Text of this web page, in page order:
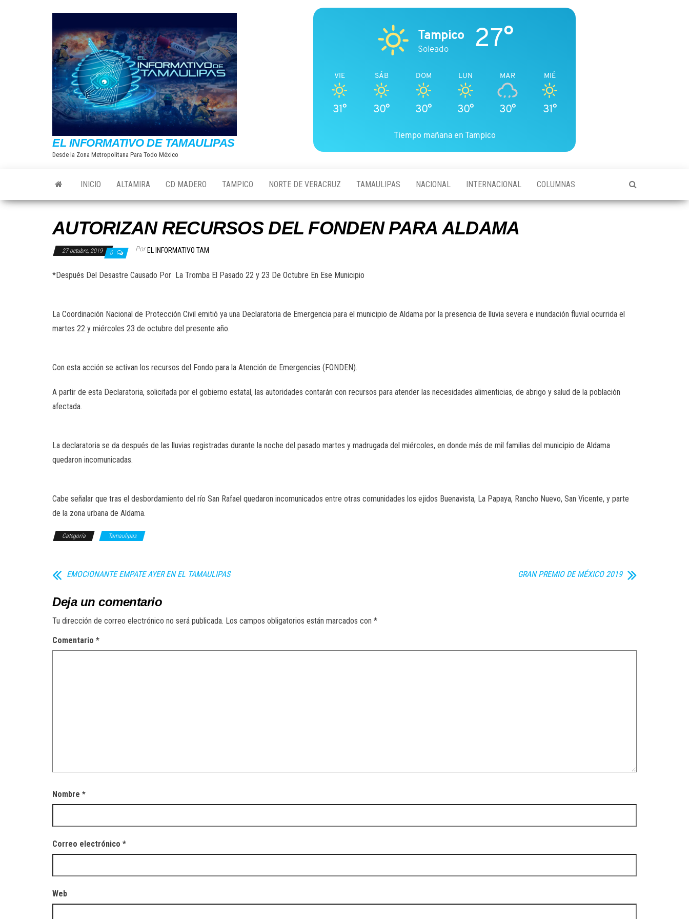
EL INFORMATIVO DE TAMAULIPAS
Desde la Zona Metropolitana Para Todo México
Tampico
Soleado 27°
VIE
31°
SÁB
30°
DOM
30°
LUN
30°
MAR
30°
MIÉ
31°
Tiempo mañana en Tampico
INICIO ALTAMIRA CD MADERO TAMPICO NORTE DE VERACRUZ TAMAULIPAS NACIONAL INTERNACIONAL COLUMNAS
AUTORIZAN RECURSOS DEL FONDEN PARA ALDAMA
27 octubre, 2019 0 Por EL INFORMATIVO TAM
*Después Del Desastre Causado Por La Tromba El Pasado 22 y 23 De Octubre En Ese Municipio
La Coordinación Nacional de Protección Civil emitió ya una Declaratoria de Emergencia para el municipio de Aldama por la presencia de lluvia severa e inundación fluvial ocurrida el
martes 22 y miércoles 23 de octubre del presente año.
Con esta acción se activan los recursos del Fondo para la Atención de Emergencias (FONDEN).
A partir de esta Declaratoria, solicitada por el gobierno estatal, las autoridades contarán con recursos para atender las necesidades alimenticias, de abrigo y salud de la población
afectada.
La declaratoria se da después de las lluvias registradas durante la noche del pasado martes y madrugada del miércoles, en donde más de mil familias del municipio de Aldama
quedaron incomunicadas.
Cabe señalar que tras el desbordamiento del río San Rafael quedaron incomunicados entre otras comunidades los ejidos Buenavista, La Papaya, Rancho Nuevo, San Vicente, y parte
de la zona urbana de Aldama.
Categoría Tamaulipas
EMOCIONANTE EMPATE AYER EN EL TAMAULIPAS GRAN PREMIO DE MÉXICO 2019
Deja un comentario
Tu dirección de correo electrónico no será publicada. Los campos obligatorios están marcados con *
Comentario *
Nombre *
Correo electrónico *
Web